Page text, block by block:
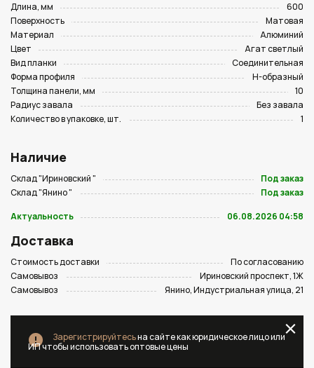
Длина, мм
600
Поверхность
Матовая
Материал
Алюминий
Цвет
Агат светлый
Вид планки
Соединительная
Форма профиля
Н-образный
Толщина панели, мм
10
Радиус завала
Без завала
Количество в упаковке, шт.
1
Наличие
Склад "Ириновский "
Под заказ
Склад "Янино "
Под заказ
Актуальность
06.08.2026 04:58
Доставка
Стоимость доставки
По согласованию
Самовывоз
Ириновский проспект, 1Ж
Самовывоз
Янино, Индустриальная улица, 21
Зарегистрируйтесьна сайте как юридическое лицо или
ИП чтобы использовать оптовые цены